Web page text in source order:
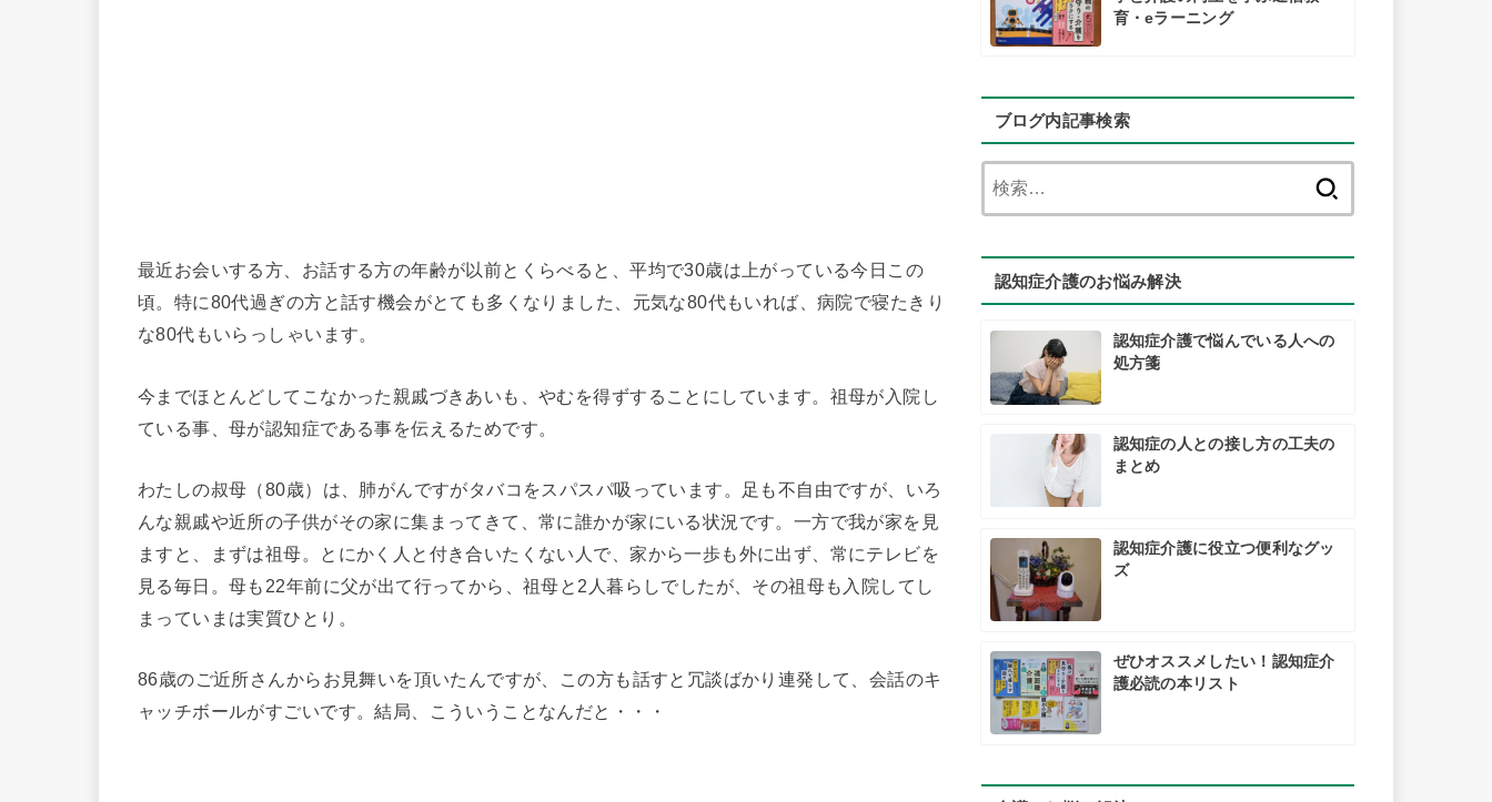
最近お会いする方、お話する方の年齢が以前とくらべると、平均で30歳は上がっている今日この
頃。特に80代過ぎの方と話す機会がとても多くなりました、元気な80代もいれば、病院で寝たきり
な80代もいらっしゃいます。
今までほとんどしてこなかった親戚づきあいも、やむを得ずすることにしています。祖母が入院し
ている事、母が認知症である事を伝えるためです。
わたしの叔母（80歳）は、肺がんですがタバコをスパスパ吸っています。足も不自由ですが、いろ
んな親戚や近所の子供がその家に集まってきて、常に誰かが家にいる状況です。一方で我が家を見
ますと、まずは祖母。とにかく人と付き合いたくない人で、家から一歩も外に出ず、常にテレビを
見る毎日。母も22年前に父が出て行ってから、祖母と2人暮らしでしたが、その祖母も入院してし
まっていまは実質ひとり。
86歳のご近所さんからお見舞いを頂いたんですが、この方も話すと冗談ばかり連発して、会話のキ
ャッチボールがすごいです。結局、こういうことなんだと・・・
育・eラーニング
ブログ内記事検索
認知症介護のお悩み解決
認知症介護で悩んでいる人への
処方箋
認知症の人との接し方の工夫の
まとめ
認知症介護に役立つ便利なグッ
ズ
ぜひオススメしたい！認知症介
護必読の本リスト